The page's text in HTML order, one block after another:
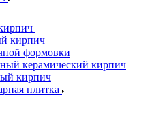
кирпич
формовки
керамический кирпич
кирпич
плитка